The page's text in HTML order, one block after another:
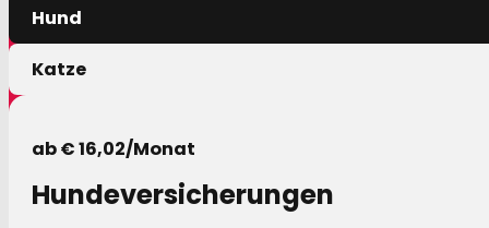
Hund
Katze
ab € 16,02/Monat
Hundeversicherungen